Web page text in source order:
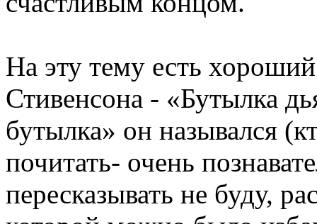
На эту тему есть
Стивенсона - «Бутылка
бутылка» он назывался
почитать- очень
пересказывать не буду,